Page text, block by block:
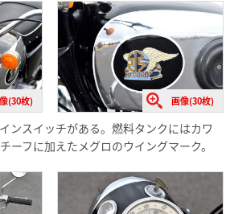
(30枚) 画像(30枚)
ンスイッチがある。燃料タンクにはカワ
ーフに加えたメグロのウイングマーク。